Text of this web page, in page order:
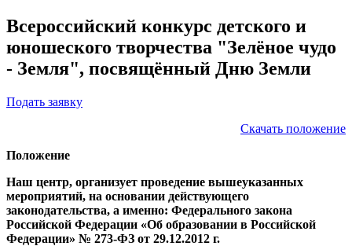
Всероссийский конкурс детского и
юношеского творчества "Зелёное чудо
- Земля", посвящённый Дню Земли
Подать заявку
Скачать положение
Положение
Наш центр, организует проведение вышеуказанных
мероприятий, на основании действующего
законодательства, а именно: Федерального закона
Российской Федерации «Об образовании в Российской
Федерации» № 273-ФЗ от 29.12.2012 г.